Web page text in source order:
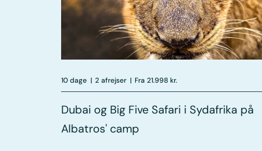
10 dage | 2 afrejser | Fra 21.998 kr.
Dubai og Big Five Safari i Sydafrika på
Albatros' camp